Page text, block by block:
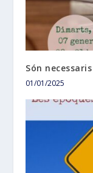
Són
01/01/2025